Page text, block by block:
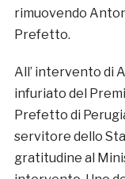
rimuovendo
Prefetto.
All’ intervento di
infuriato del
Prefetto di
servitore dello
gratitudine al